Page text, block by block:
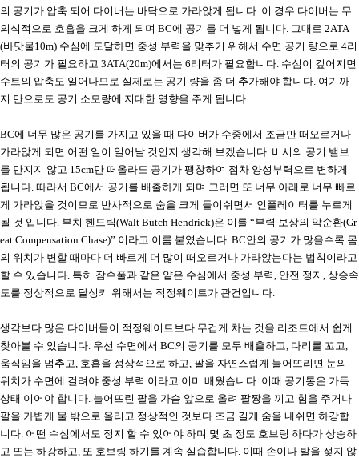
의 공기가 압축 되어 다이버는 바닥으로 가라앉게 됩니다. 이 경우 다이버는 무
의식적으로 호흡을 크게 하게 되며 BC에 공기를 더 넣게 됩니다. 그대로 2ATA
(바닷물10m) 수심에 도달하면 중성 부력을 맞추기 위해서 수면 공기 량으로 4리
터의 공기가 필요하고 3ATA(20m)에서는 6리터가 필요합니다. 수심이 깊어지면
수트의 압축도 일어나므로 실제로는 공기 량을 좀 더 추가해야 합니다. 여기까
지 만으로도 공기 소모량에 지대한 영향을 주게 됩니다.
BC에 너무 많은 공기를 가지고 있을 때 다이버가 수중에서 조금만 떠오르거나
가라앉게 되면 어떤 일이 일어날 것인지 생각해 보겠습니다. 비시의 공기 밸브
를 만지지 않고 15cm만 떠올라도 공기가 팽창하여 점차 양성부력으로 변하게
됩니다. 따라서 BC에서 공기를 배출하게 되며 그러면 또 너무 아래로 너무 빠르
게 가라앉을 것이므로 반사적으로 숨을 크게 들이쉬면서 인플레이터를 누르게
될 것 입니다. 부치 헨드릭(Walt Butch Hendrick)은 이를 “부력 보상의 악순환(Gr
eat Compensation Chase)” 이라고 이름 붙였습니다. BC안의 공기가 많을수록 몸
의 위치가 변할 때마다 더 빠르게 더 많이 떠오르거나 가라앉는다는 법칙이라고
할 수 있습니다. 특히 잠수풀과 같은 얕은 수심에서 중성 부력, 안전 정지, 상승속
도를 정상적으로 달성키 위해서는 적정웨이트가 관건입니다.
생각보다 많은 다이버들이 적정웨이트보다 무겁게 차는 것을 리조트에서 쉽게
찾아볼 수 있습니다. 우선 수면에서 BC의 공기를 모두 배출하고, 다리를 꼬고,
움직임을 멈추고, 호흡을 정상적으로 하고, 팔을 자연스럽게 늘어뜨리면 눈의
위치가 수면에 걸려야 중성 부력 이라고 이미 배웠습니다. 이때 공기통은 가득
상태 이어야 합니다. 늘어뜨린 팔을 가슴 앞으로 올려 팔짱을 끼고 힘을 주거나
팔을 가볍게 물 밖으로 올리고 정상적인 것보다 조금 길게 숨을 내쉬면 하강합
니다. 어떤 수심에서도 정지 할 수 있어야 하며 몇 초 정도 호브링 하다가 상승하
고 또는 하강하고, 또 호브링 하기를 계속 실습합니다. 이때 손이나 발을 젖지 않